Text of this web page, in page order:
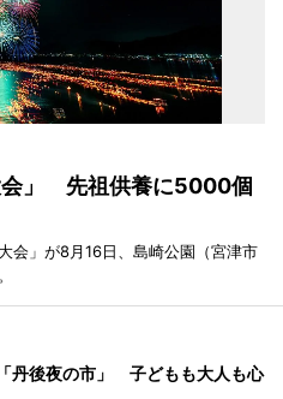
会」 先祖供養に5000個
会」が8月16日、島崎公園（宮津市
丹後夜の市」 子どもも大人も心